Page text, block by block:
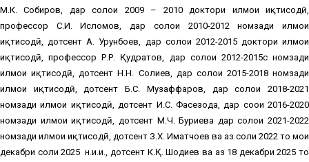
М.К. Собиров, дар солҳои 2009 – 2010 доктори илмҳои иқтисодӣ,
профессор С.И. Исломов, дар солҳои 2010-2012 номзади илмҳои
иқтисодӣ, дотсент А. Урунбоев, дар солҳои 2012-2015 доктори илмҳои
иқтисодӣ, профессор Р.Р. Қудратов, дар солҳои 2012-2015с номзади
илмҳои иқтисодӣ, дотсент Н.Н. Солиев, дар солҳои 2015-2018 номзади
илмҳои иқтисодӣ, дотсент Б.С. Музаффаров, дар солҳои 2018-2021
номзади илмҳои иқтисодӣ, дотсент И.С. Фасеҳзода, дар соҳои 2016-2020
номзади илмҳои иқтисодӣ, дотсент М.Ч. Буриева дар солҳои 2021-2022
номзади илмҳои иқтисодӣ, дотсент З.Х. Иматчоев ва аз соли 2022 то моҳи
декабри соли 2025 н.и.и., дотсент К.Қ. Шодиев ва аз 18 декабри 2025 то